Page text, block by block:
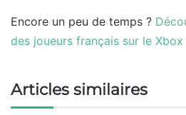
Encore un peu de temps ?
des joueurs français sur le Xbox
Articles similaires